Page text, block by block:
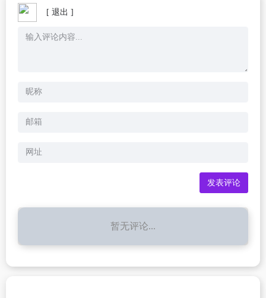
[ 退出 ]
暂无评论...